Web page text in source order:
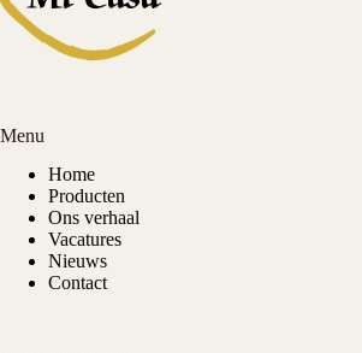
Menu
Home
Producten
Ons verhaal
Vacatures
Nieuws
Contact